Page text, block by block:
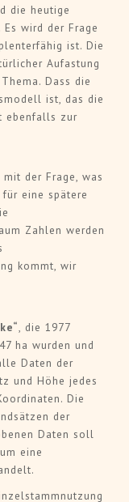
die heutige
wird der Frage
ist. Die
Aufastung
Dass die
ist, das die
ebenfalls zur
der Frage, was
für eine spätere
Zahlen werden
kommt, wir
, die 1977
ha wurden und
Daten der
und Höhe jedes
Die
der
Daten soll
eine